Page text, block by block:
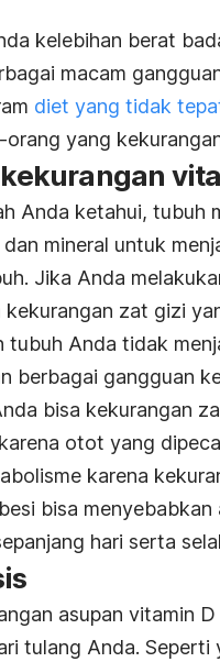
kelebihan berat
macam
diet yang tidak
yang
Anda ketahui, tubuh
mineral untuk
Jika Anda
kekurangan zat gizi
tubuh Anda tidak
berbagai gangguan
bisa kekurangan
otot yang
karena
bisa
hari serta
asupan vitamin
tulang Anda.